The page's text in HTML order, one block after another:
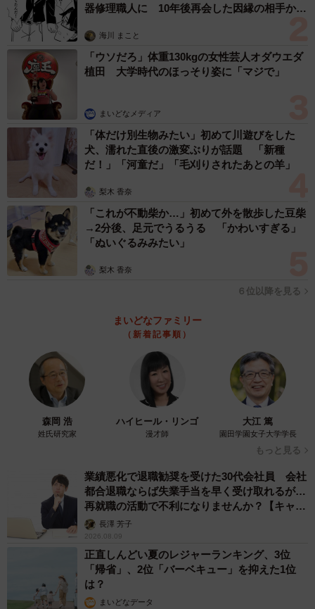
器修理職人に 10年後再会した因縁の相手から
海川 まこと
「ウソだろ」体重130kgの女性芸人オダウエダ
植田 大学時代のほっそり姿に「マジで」
まいどなメディア
「体だけ別生物みたい」初めて川遊びをした
犬、濡れた直後の激変ぶりが話題 「新種
だ！」「河童だ」「毛刈りされたあとの羊」
梨木 香奈
「これが不動柴か…」初めて外を散歩した豆柴
→2分後、足元でうるうる 「かわいすぎる」
「ぬいぐるみみたい」
梨木 香奈
６位以降を見る
まいどなファミリー
（新着記事順）
森岡 浩
姓氏研究家
ハイヒール・リンゴ
漫才師
大江 篤
園田学園女子大学学長
もっと見る
業績悪化で退職勧奨を受けた30代会社員 会社
都合退職ならば失業手当を早く受け取れるが…
再就職の活動で不利になりませんか？【キャリ
アカウンセラーが解説】
長澤 芳子
2026.08.09
正直しんどい夏のレジャーランキング、3位
「帰省」、2位「バーベキュー」を抑えた1位
は？
まいどなデータ